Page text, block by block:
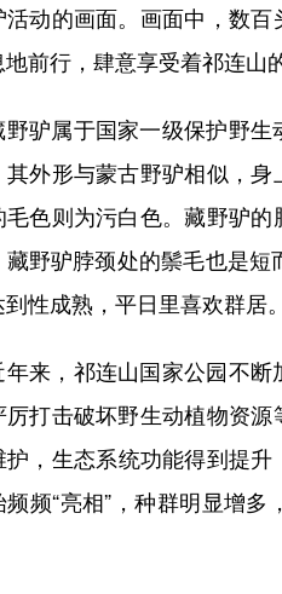
活动的画面。画面中，数
前行，肆意享受着祁连山
属于国家一级保护野生
外形与蒙古野驴相似，身
毛色则为污白色。藏野驴
藏野驴脖颈处的鬃毛也是
性成熟，平日里喜欢群居。
，祁连山国家公园不断
厉打击破坏野生动植物资
，生态系统功能得到提
频频“亮相”，种群明显增